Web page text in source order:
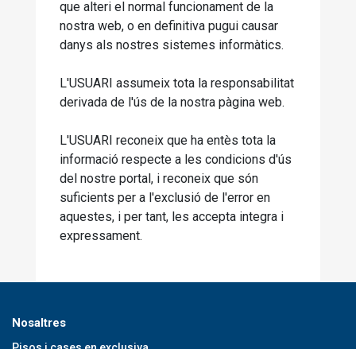
que alteri el normal funcionament de la
nostra web, o en definitiva pugui causar
danys als nostres sistemes informàtics.
L'USUARI assumeix tota la responsabilitat
derivada de l'ús de la nostra pàgina web.
L'USUARI reconeix que ha entès tota la
informació respecte a les condicions d'ús
del nostre portal, i reconeix que són
suficients per a l'exclusió de l'error en
aquestes, i per tant, les accepta integra i
expressament.
Nosaltres